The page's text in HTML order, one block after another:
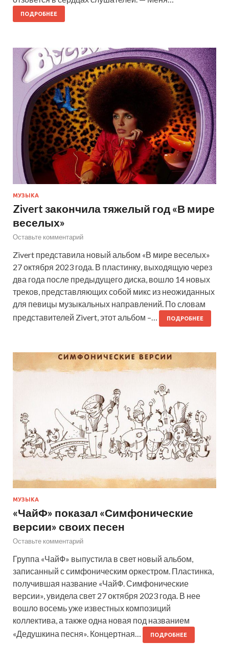
ПОДРОБНЕЕ
МУЗЫКА
Zivert закончила тяжелый год «В мире
веселых»
Оставьте комментарий
Zivert представила новый альбом «В мире веселых»
27 октября 2023 года. В пластинку, выходящую через
два года после предыдущего диска, вошло 14 новых
треков, представляющих собой микс из неожиданных
для певицы музыкальных направлений. По словам
представителей Zivert, этот альбом –…
ПОДРОБНЕЕ
МУЗЫКА
«ЧайФ» показал «Симфонические
версии» своих песен
Оставьте комментарий
Группа «ЧайФ» выпустила в свет новый альбом,
записанный с симфоническим оркестром. Пластинка,
получившая название «ЧайФ. Симфонические
версии», увидела свет 27 октября 2023 года. В нее
вошло восемь уже известных композиций
коллектива, а также одна новая под названием
«Дедушкина песня». Концертная…
ПОДРОБНЕЕ